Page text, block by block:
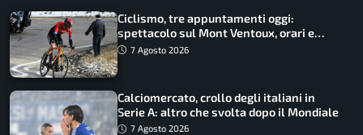
Ciclismo, tre appuntamenti oggi:
spettacolo sul Mont Ventoux, orari e
come vederli
7 Agosto 2026
Calciomercato, crollo degli italiani in
Serie A: altro che svolta dopo il Mondiale
7 Agosto 2026